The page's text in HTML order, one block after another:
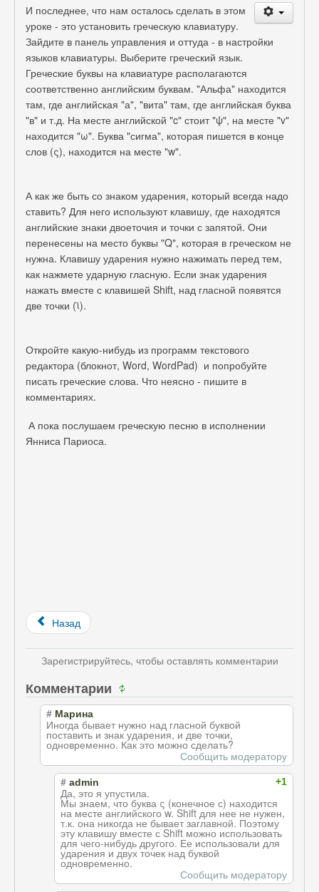
И последнее, что нам осталось сделать в этом
уроке - это установить греческую клавиатуру.
Зайдите в панель управления и оттуда - в настройки
языков клавиатуры. Выберите греческий язык.
Греческие буквы на клавиатуре располагаются
соответственно английским буквам. "Альфа" находится
там, где английская "а", "вита" там, где английская буква
"в" и т.д. На месте английской "c" стоит "ψ", на месте "v"
находится "ω". Буква "сигма", которая пишется в конце
слов (ς), находится на месте "w".
А как же быть со знаком ударения, который всегда надо
ставить? Для него используют клавишу, где находятся
английские знаки двоеточия и точки с запятой. Они
перенесены на место буквы "Q", которая в греческом не
нужна. Клавишу ударения нужно нажимать перед тем,
как нажмете ударную гласную. Если знак ударения
нажать вместе с клавишей Shift, над гласной появятся
две точки (ϊ).
Откройте какую-нибудь из программ текстового
редактора (блокнот, Word, WordPad) и попробуйте
писать греческие слова. Что неясно - пишите в
комментариях.
А пока послушаем греческую песню в исполнении
Янниса Париоса.
Назад
Зарегистрируйтесь, чтобы оставлять комментарии
Комментарии
# Марина
Иногда бывает нужно над гласной буквой
поставить и знак ударения, и две точки,
одновременно. Как это можно сделать?
Сообщить модератору
+1
# admin
Да, это я упустила.
Мы знаем, что буква ς (конечное с) находится
на месте английского w. Shift для нее не нужен,
т.к. она никогда не бывает заглавной. Поэтому
эту клавишу вместе с Shift можно использовать
для чего-нибудь другого. Ее использовали для
ударения и двух точек над буквой
одновременно.
Сообщить модератору